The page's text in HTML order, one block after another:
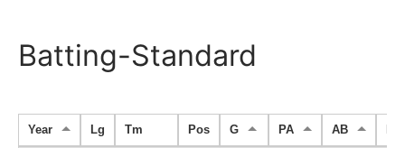
Batting-Standard
Year Lg Tm Pos G PA AB